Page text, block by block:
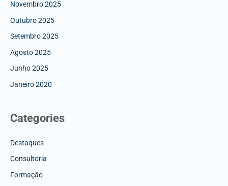
Novembro 2025
Outubro 2025
Setembro 2025
Agosto 2025
Junho 2025
Janeiro 2020
Categories
Destaques
Consultoria
Formação